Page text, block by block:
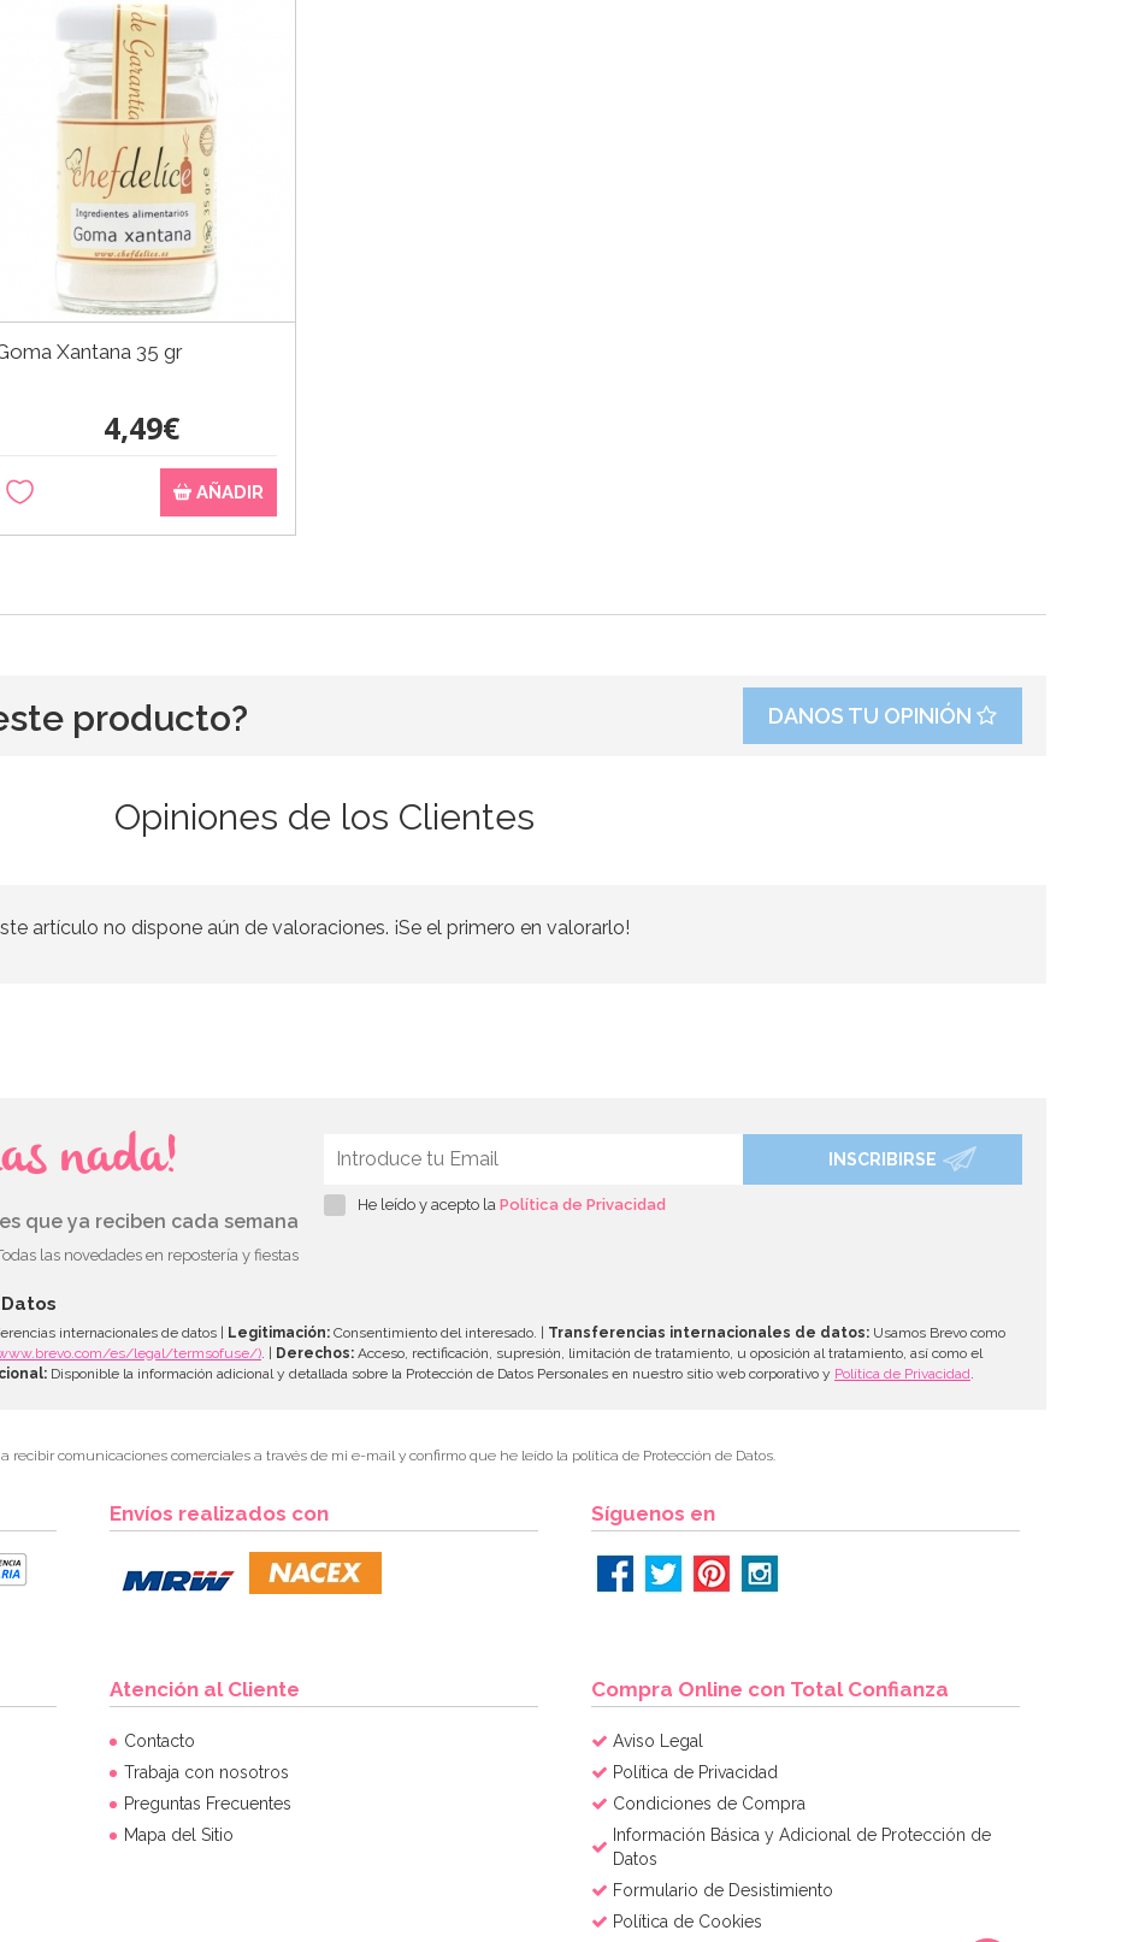
Xantana 35 gr
4,49€
AÑADIR
producto? DANOS TU OPINIÓN
Opiniones de los Clientes
artículo no dispone aún de valoraciones. ¡Se el primero en valorarlo!
nada!
que ya reciben cada semana
las novedades en repostería y fiestas
INSCRIBIRSE
He leído y acepto la Política de Privacidad
internacionales de datos | Legitimación: Consentimiento del interesado. | Transferencias internacionales de datos: Usamos Brevo como
es/legal/termsofuse/) . | Derechos: Acceso, rectificación, supresión, limitación de tratamiento, u oposición al tratamiento, así como el
Disponible la información adicional y detallada sobre la Protección de Datos Personales en nuestro sitio web corporativo y Política de Privacidad
comunicaciones comerciales a través de mi e-mail y confirmo que he leído la política de Protección de Datos.
Envíos realizados con Síguenos en
Atención al Cliente
Contacto
Trabaja con nosotros
Preguntas Frecuentes
Mapa del Sitio
Compra Online con Total Confianza
Aviso Legal
Política de Privacidad
Condiciones de Compra
Información Básica y Adicional de Protección de
Datos
Formulario de Desistimiento
Política de Cookies